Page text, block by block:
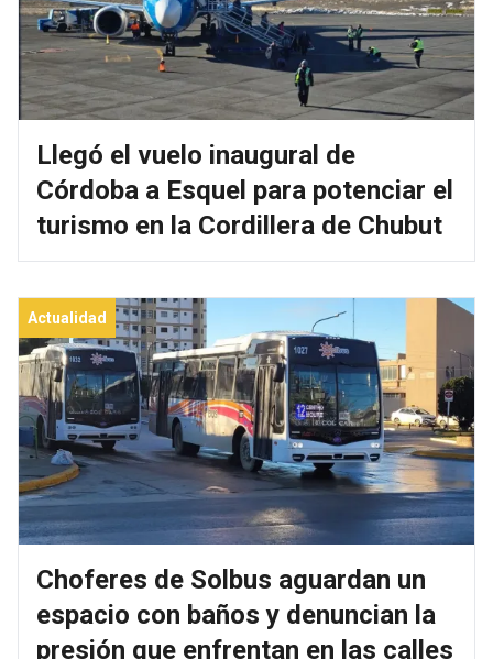
Llegó el vuelo inaugural de
Córdoba a Esquel para potenciar el
turismo en la Cordillera de Chubut
Actualidad
Choferes de Solbus aguardan un
espacio con baños y denuncian la
presión que enfrentan en las calles